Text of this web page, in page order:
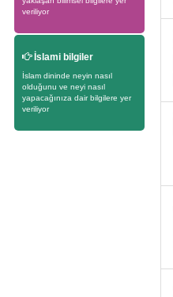
veriliyor
İslami bilgiler
İslam dininde neyin nasıl
olduğunu ve neyi nasıl
yapacağınıza dair bilgilere yer
veriliyor